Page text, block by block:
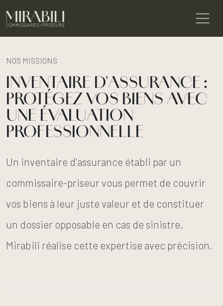
NOS MISSIONS
INVENTAIRE D'ASSURANCE :
PROTÉGEZ VOS BIENS AVEC
UNE ÉVALUATION
PROFESSIONNELLE
Un inventaire d'assurance établi par un
commissaire-priseur vous permet de couvrir
vos biens à leur juste valeur et de constituer
un dossier opposable en cas de sinistre.
Mirabili réalise cette expertise avec précision.